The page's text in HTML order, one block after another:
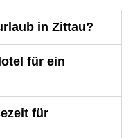
in Zittau?
für ein
für